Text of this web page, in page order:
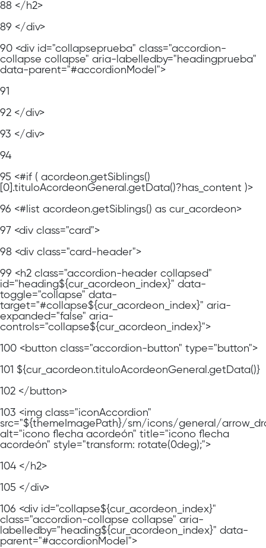
88 </h2>
89 </div>
90 <div id="collapseprueba" class="accordion-
collapse collapse" aria-labelledby="headingprueba"
data-parent="#accordionModel">
91
92 </div>
93 </div>
94
95 <#if ( acordeon.getSiblings()
[0].tituloAcordeonGeneral.getData()?has_content )>
96 <#list acordeon.getSiblings() as cur_acordeon>
97 <div class="card">
98 <div class="card-header">
99 <h2 class="accordion-header collapsed"
id="heading${cur_acordeon_index}" data-
toggle="collapse" data-
target="#collapse${cur_acordeon_index}" aria-
expanded="false" aria-
controls="collapse${cur_acordeon_index}">
100 <button class="accordion-button" type="button">
101 ${cur_acordeon.tituloAcordeonGeneral.getData()}
102 </button>
103 <img class="iconAccordion"
src="${themeImagePath}/sm/icons/general/
alt="icono flecha acordeón" title="icono flecha
acordeón" style="transform: rotate(0deg);">
104 </h2>
105 </div>
106 <div id="collapse${cur_acordeon_index}"
class="accordion-collapse collapse" aria-
labelledby="heading${cur_acordeon_index}" data-
parent="#accordionModel">